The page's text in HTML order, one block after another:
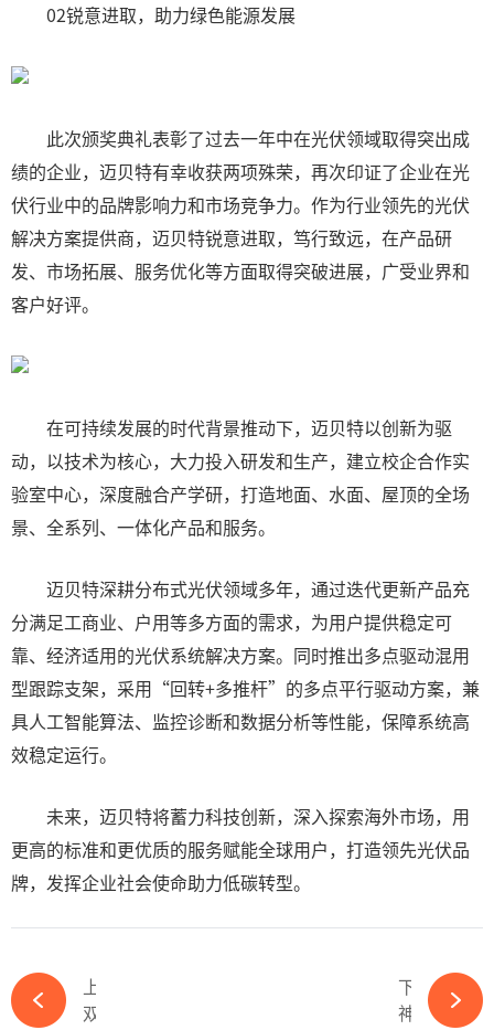
02锐意进取，助力绿色能源发展
此次颁奖典礼表彰了过去一年中在光伏领域取得突出成
绩的企业，迈贝特有幸收获两项殊荣，再次印证了企业在光
伏行业中的品牌影响力和市场竞争力。作为行业领先的光伏
解决方案提供商，迈贝特锐意进取，笃行致远，在产品研
发、市场拓展、服务优化等方面取得突破进展，广受业界和
客户好评。
在可持续发展的时代背景推动下，迈贝特以创新为驱
动，以技术为核心，大力投入研发和生产，建立校企合作实
验室中心，深度融合产学研，打造地面、水面、屋顶的全场
景、全系列、一体化产品和服务。
迈贝特深耕分布式光伏领域多年，通过迭代更新产品充
分满足工商业、户用等多方面的需求，为用户提供稳定可
靠、经济适用的光伏系统解决方案。同时推出多点驱动混用
型跟踪支架，采用“回转+多推杆”的多点平行驱动方案，兼
具人工智能算法、监控诊断和数据分析等性能，保障系统高
效稳定运行。
未来，迈贝特将蓄力科技创新，深入探索海外市场，用
更高的标准和更优质的服务赋能全球用户，打造领先光伏品
牌，发挥企业社会使命助力低碳转型。
下一篇
神秘大佬押注TOPcon光伏赛道，或将登陆资本市场-ky体育APP官网下载